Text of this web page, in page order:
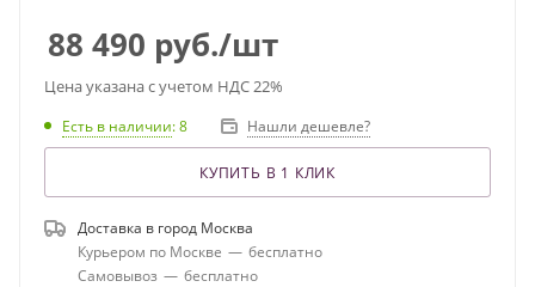
88 490 руб./шт
Цена указана с учетом НДС 22%
Есть в наличии: 8 Нашли дешевле?
КУПИТЬ В 1 КЛИК
Доставка в город Москва
Курьером по Москве — бесплатно
Самовывоз — бесплатно